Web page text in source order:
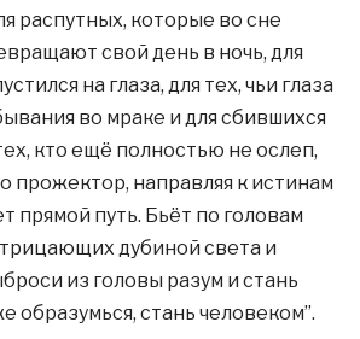
распутных, которые во сне
свой день в ночь, для
на глаза, для тех, чьи глаза
во мраке и для сбившихся
кто ещё полностью не ослеп,
прожектор, направляя к истинам
прямой путь. Бьёт по головам
дубиной света и
из головы разум и стань
образумься, стань человеком”.